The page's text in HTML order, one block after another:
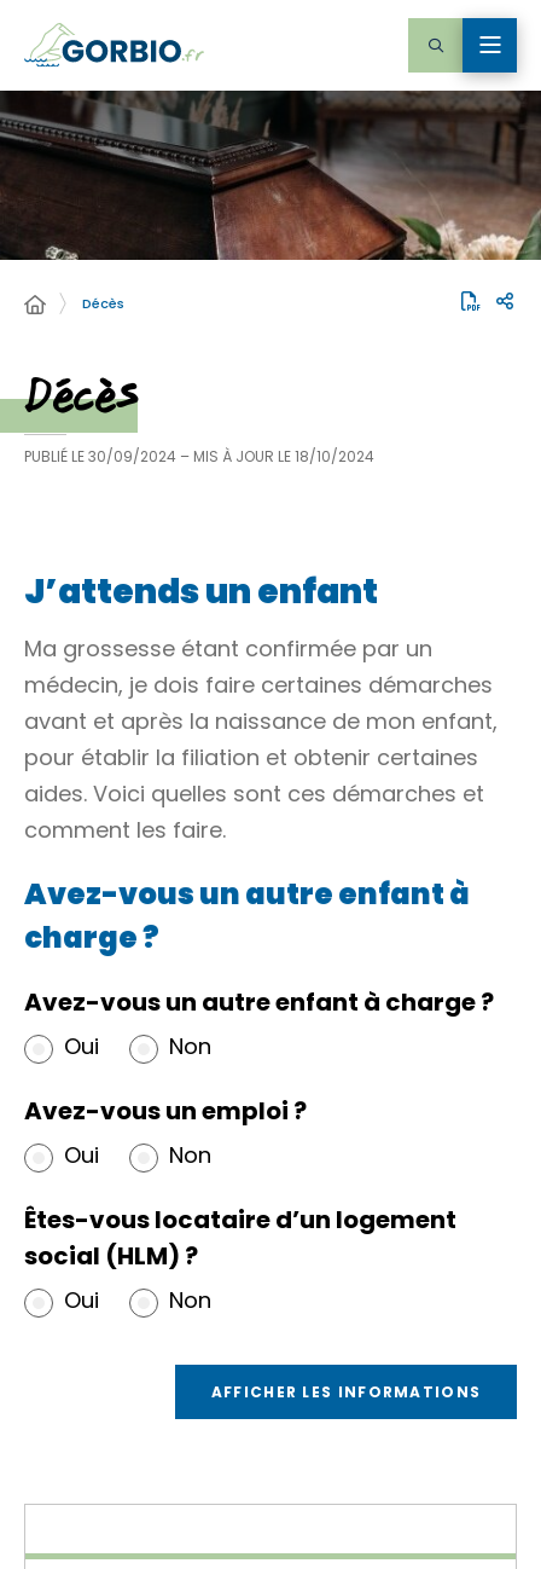
Décès
Décès
PUBLIÉ LE30/09/2024 – MIS À JOUR LE18/10/2024
J’attends un enfant
Ma grossesse étant confirmée par un
médecin, je dois faire certaines démarches
avant et après la naissance de mon enfant,
pour établir la filiation et obtenir certaines
aides. Voici quelles sont ces démarches et
comment les faire.
Avez-vous un autre enfant à
charge ?
Avez-vous un autre enfant à charge ?
Oui Non
Avez-vous un emploi ?
Oui Non
Êtes-vous locataire d’un logement
social (HLM) ?
Oui Non
AFFICHER LES INFORMATIONS